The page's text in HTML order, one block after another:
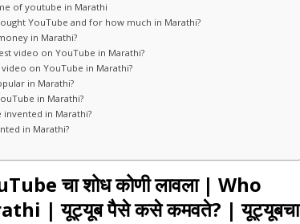
of youtube in Marathi
bought YouTube and for how much in Marathi?
in Marathi?
video on YouTube in Marathi?
video on YouTube in Marathi?
in Marathi?
in Marathi?
invented in Marathi?
in Marathi?
चा शोध कोणी लावला | Who
| यूट्यूब पैसे कसे कमवते? | यूट्यूबचा